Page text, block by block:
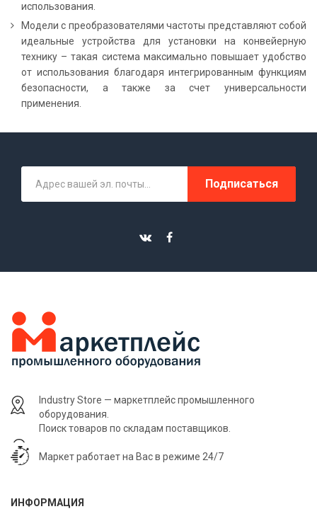
использования.
Модели с преобразователями частоты представляют собой
идеальные устройства для установки на конвейерную
технику – такая система максимально повышает удобство
от использования благодаря интегрированным функциям
безопасности, а также за счет универсальности
применения.
Подписаться
Industry Store — маркетплейс промышленного
оборудования.
Поиск товаров по складам поставщиков.
Маркет работает на Вас в режиме 24/7
ИНФОРМАЦИЯ